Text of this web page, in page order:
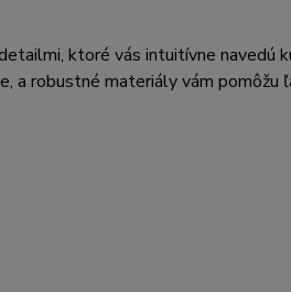
ktoré vás intuitívne navedú
a robustné materiály vám pomôžu